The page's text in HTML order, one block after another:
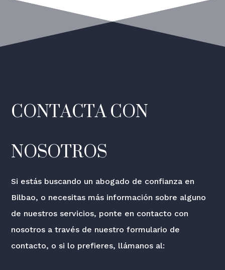
CONTACTA CON
NOSOTROS
Si estás buscando un abogado de confianza en
Bilbao, o necesitas más información sobre alguno
de nuestros servicios, ponte en contacto con
nosotros a través de nuestro formulario de
contacto, o si lo prefieres, llámanos al: